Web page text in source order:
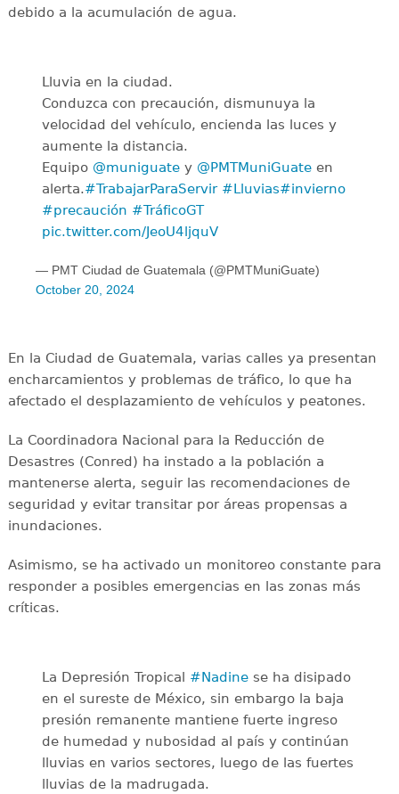
debido a la acumulación de agua.
Lluvia en la ciudad.
Conduzca con precaución, dismunuya la
velocidad del vehículo, encienda las luces y
aumente la distancia.
Equipo @muniguate y @PMTMuniGuate en
alerta.#TrabajarParaServir #Lluvias#invierno
#precaución #TráficoGT
pic.twitter.com/JeoU4ljquV
— PMT Ciudad de Guatemala (@PMTMuniGuate)
October 20, 2024
En la Ciudad de Guatemala, varias calles ya presentan
encharcamientos y problemas de tráfico, lo que ha
afectado el desplazamiento de vehículos y peatones.
La Coordinadora Nacional para la Reducción de
Desastres (Conred) ha instado a la población a
mantenerse alerta, seguir las recomendaciones de
seguridad y evitar transitar por áreas propensas a
inundaciones.
Asimismo, se ha activado un monitoreo constante para
responder a posibles emergencias en las zonas más
críticas.
La Depresión Tropical #Nadine se ha disipado
en el sureste de México, sin embargo la baja
presión remanente mantiene fuerte ingreso
de humedad y nubosidad al país y continúan
lluvias en varios sectores, luego de las fuertes
lluvias de la madrugada.